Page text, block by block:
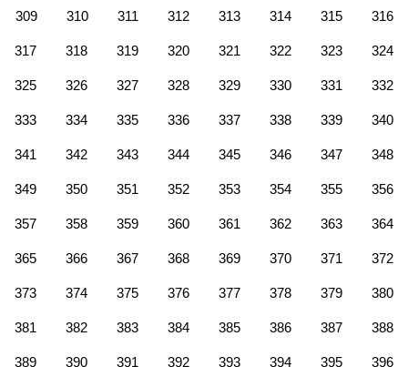
309 310 311 312 313 314 315 316
317 318 319 320 321 322 323 324
325 326 327 328 329 330 331 332
333 334 335 336 337 338 339 340
341 342 343 344 345 346 347 348
349 350 351 352 353 354 355 356
357 358 359 360 361 362 363 364
365 366 367 368 369 370 371 372
373 374 375 376 377 378 379 380
381 382 383 384 385 386 387 388
389 390 391 392 393 394 395 396